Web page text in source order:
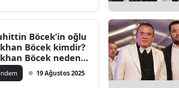
Çankırı
Çorum
Denizli
Diyarbakır
Böcek’in oğlu
Böcek kimdir?
Böcek neden
19 Ağustos 2025